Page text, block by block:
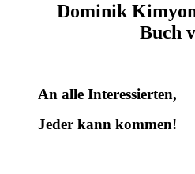
Dominik
Buch
An alle Interessierten,
Jeder kann kommen!